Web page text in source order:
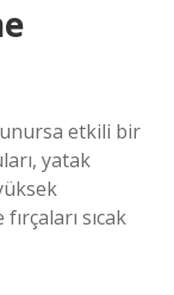
etkili bir
yatak
sıcak